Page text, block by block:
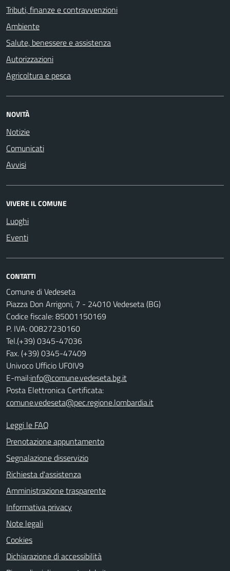
Tributi, finanze e contravvenzioni
Ambiente
Salute, benessere e assistenza
Autorizzazioni
Agricoltura e pesca
NOVITÀ
Notizie
Comunicati
Avvisi
VIVERE IL COMUNE
Luoghi
Eventi
CONTATTI
Comune di Vedeseta
Piazza Don Arrigoni, 7 - 24010 Vedeseta (BG)
Codice fiscale: 85001150169
P. IVA: 00827230160
Tel.(+39) 0345-47036
Fax. (+39) 0345-47409
Univoco Ufficio UF0IV9
E-mail:info@comune.vedeseta.bg.it
Posta Elettronica Certificata:
comune.vedeseta@pec.regione.lombardia.it
Leggi le FAQ
Prenotazione appuntamento
Segnalazione disservizio
Richiesta d'assistenza
Amministrazione trasparente
Informativa privacy
Note legali
Cookies
Dichiarazione di accessibilità